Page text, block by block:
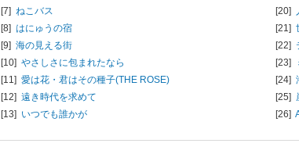
[7] ねこバス
[8] はにゅうの宿
[9] 海の見える街
[10] やさしさに包まれたなら
[11] 愛は花・君はその種子(THE ROSE)
[12] 遠き時代を求めて
[13] いつでも誰かが
[20]
[21]
[22]
[23]
[24]
[25]
[26]